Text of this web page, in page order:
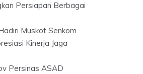
Persiapan Berbagai
Muskot Senkom
Kinerja Jaga
Persinas ASAD